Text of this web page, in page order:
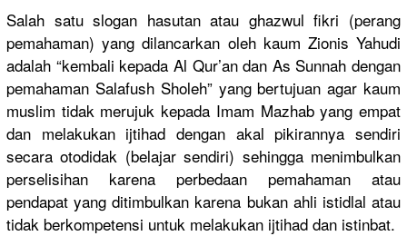
Salah satu slogan hasutan atau ghazwul fikri (perang
pemahaman) yang dilancarkan oleh kaum Zionis Yahudi
adalah “kembali kepada Al Qur’an dan As Sunnah dengan
pemahaman Salafush Sholeh” yang bertujuan agar kaum
muslim tidak merujuk kepada Imam Mazhab yang empat
dan melakukan ijtihad dengan akal pikirannya sendiri
secara otodidak (belajar sendiri) sehingga menimbulkan
perselisihan karena perbedaan pemahaman atau
pendapat yang ditimbulkan karena bukan ahli istidlal atau
tidak berkompetensi untuk melakukan ijtihad dan istinbat.